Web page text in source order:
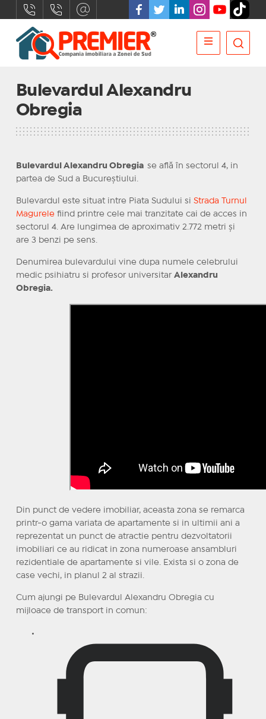
Bulevardul Alexandru
Obregia
Bulevardul Alexandru Obregia se află în sectorul 4, in
partea de Sud a Bucureștiului.
Bulevardul este situat intre Piata Sudului si Strada Turnul
Magurele fiind printre cele mai tranzitate cai de acces in
sectorul 4. Are lungimea de aproximativ 2.772 metri și
are 3 benzi pe sens.
Denumirea bulevardului vine dupa numele celebrului
medic psihiatru si profesor universitar Alexandru
Obregia.
Din punct de vedere imobiliar, aceasta zona se remarca
printr-o gama variata de apartamente si in ultimii ani a
reprezentat un punct de atractie pentru dezvoltatorii
imobiliari ce au ridicat in zona numeroase ansambluri
rezidentiale de apartamente si vile. Exista si o zona de
case vechi, in planul 2 al strazii.
Cum ajungi pe Bulevardul Alexandru Obregia cu
mijloace de transport in comun: